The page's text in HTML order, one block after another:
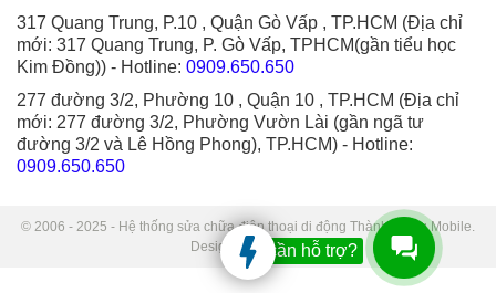
317 Quang Trung, P.10 , Quận Gò Vấp , TP.HCM (Địa chỉ
mới: 317 Quang Trung, P. Gò Vấp, TPHCM(gần tiểu học
Kim Đồng)) - Hotline: 0909.650.650
277 đường 3/2, Phường 10 , Quận 10 , TP.HCM (Địa chỉ
mới: 277 đường 3/2, Phường Vườn Lài (gần ngã tư
đường 3/2 và Lê Hồng Phong), TP.HCM) - Hotline:
0909.650.650
© 2006 - 2025 - Hệ thống sửa chữa điện thoại di động Thành Trung Mobile.
Designed by Sudo.
Bạn cần hỗ trợ?